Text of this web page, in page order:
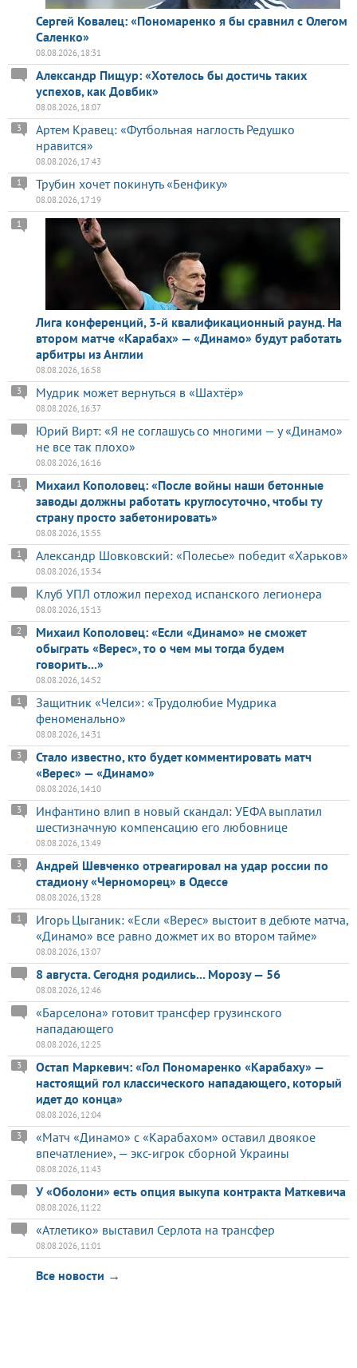
Сергей Ковалец: «Пономаренко я бы сравнил с Олегом
Саленко»
08.08.2026, 18:31
Александр Пищур: «Хотелось бы достичь таких
успехов, как Довбик»
08.08.2026, 18:07
Артем Кравец: «Футбольная наглость Редушко
нравится»
3
08.08.2026, 17:43
Трубин хочет покинуть «Бенфику»
1
08.08.2026, 17:19
Лига конференций, 3-й квалификационный раунд. На
втором матче «Карабах» — «Динамо» будут работать
арбитры из Англии
1
08.08.2026, 16:58
Мудрик может вернуться в «Шахтёр»
3
08.08.2026, 16:37
Юрий Вирт: «Я не соглашусь со многими — у «Динамо»
не все так плохо»
08.08.2026, 16:16
Михаил Кополовец: «После войны наши бетонные
заводы должны работать круглосуточно, чтобы ту
страну просто забетонировать»
1
08.08.2026, 15:55
Александр Шовковский: «Полесье» победит «Харьков»
1
08.08.2026, 15:34
Клуб УПЛ отложил переход испанского легионера
08.08.2026, 15:13
Михаил Кополовец: «Если «Динамо» не сможет
обыграть «Верес», то о чем мы тогда будем
говорить...»
2
08.08.2026, 14:52
Защитник «Челси»: «Трудолюбие Мудрика
феноменально»
1
08.08.2026, 14:31
Стало известно, кто будет комментировать матч
«Верес» — «Динамо»
3
08.08.2026, 14:10
Инфантино влип в новый скандал: УЕФА выплатил
шестизначную компенсацию его любовнице
3
08.08.2026, 13:49
Андрей Шевченко отреагировал на удар россии по
стадиону «Черноморец» в Одессе
3
08.08.2026, 13:28
Игорь Цыганик: «Если «Верес» выстоит в дебюте матча,
«Динамо» все равно дожмет их во втором тайме»
1
08.08.2026, 13:07
8 августа. Сегодня родились... Морозу — 56
08.08.2026, 12:46
«Барселона» готовит трансфер грузинского
нападающего
08.08.2026, 12:25
Остап Маркевич: «Гол Пономаренко «Карабаху» —
настоящий гол классического нападающего, который
идет до конца»
3
08.08.2026, 12:04
«Матч «Динамо» с «Карабахом» оставил двоякое
впечатление», — экс-игрок сборной Украины
3
08.08.2026, 11:43
У «Оболони» есть опция выкупа контракта Маткевича
08.08.2026, 11:22
«Атлетико» выставил Серлота на трансфер
08.08.2026, 11:01
Все новости →